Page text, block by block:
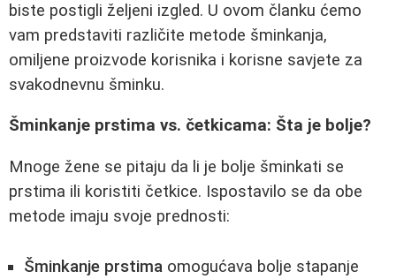
biste postigli željeni izgled. U ovom članku ćemo
vam predstaviti različite metode šminkanja,
omiljene proizvode korisnika i korisne savjete za
svakodnevnu šminku.
Šminkanje prstima vs. četkicama: Šta je bolje?
Mnoge žene se pitaju da li je bolje šminkati se
prstima ili koristiti četkice. Ispostavilo se da obe
metode imaju svoje prednosti:
Šminkanje prstima omogućava bolje stapanje